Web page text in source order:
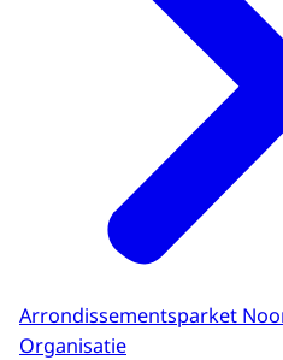
Arrondissementsparket
Organisatie